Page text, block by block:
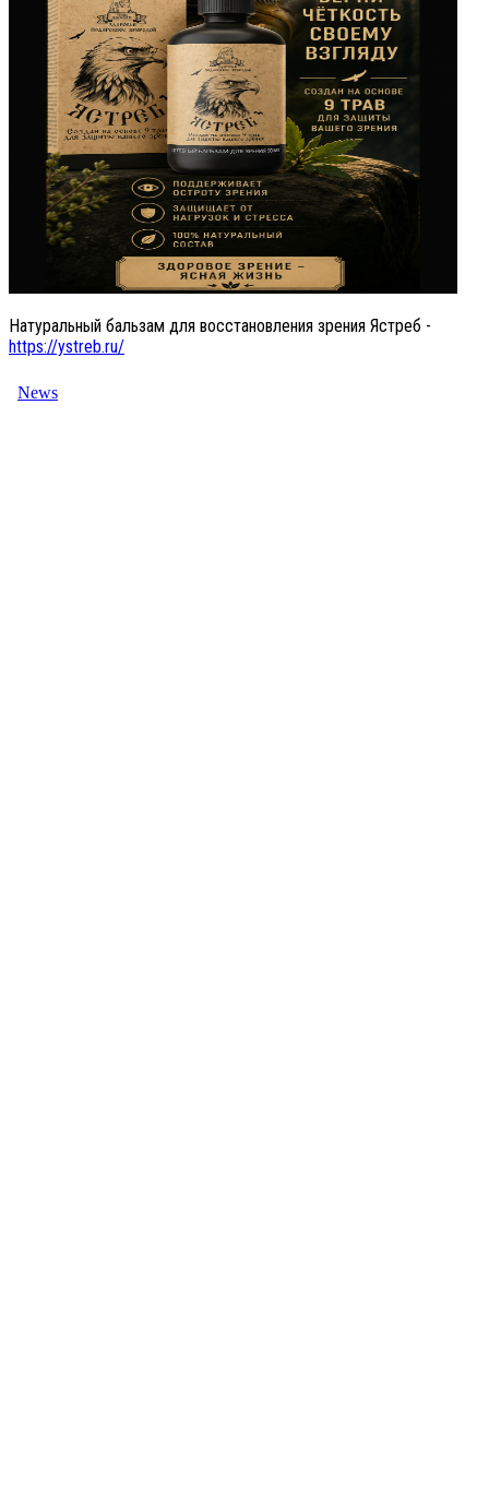
Натуральный бальзам для восстановления зрения Ястреб -
https://ystreb.ru/